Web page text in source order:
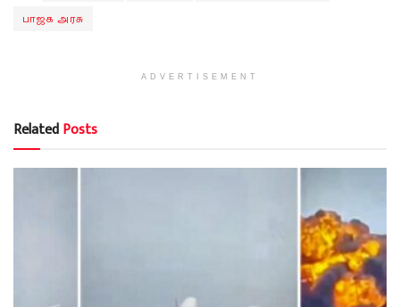
பாஜக அரசு
ADVERTISEMENT
RelatedPosts